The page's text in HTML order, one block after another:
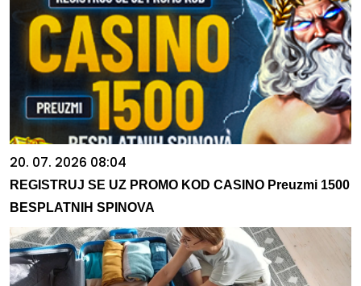
20. 07. 2026 08:04
REGISTRUJ SE UZ PROMO KOD CASINO Preuzmi 1500
BESPLATNIH SPINOVA